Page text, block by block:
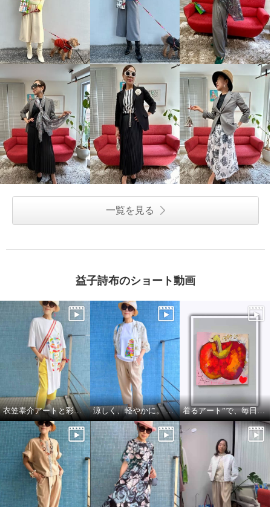
一覧を見る
益子詩布のショート動画
衣笠泰介アートと彩りを楽しむ夏スタイル 涼しく、軽やかに。 それでいて、きちんと美しい。 着るアート”で、毎日をもっと自由に🍎🍏